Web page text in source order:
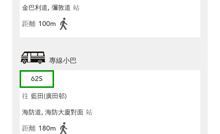
金巴利道, 彌敦道 站
距離 100m
專線小巴
62S
往 藍田(廣田邨)
海防道, 海防大廈對面 站
距離 180m